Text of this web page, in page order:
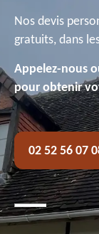
Nos devis
gratuits, dans
Appelez-nous
pour obtenir
02 52 56 07